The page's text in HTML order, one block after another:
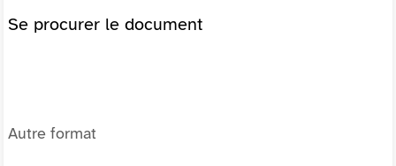
Se procurer le document
Autre format